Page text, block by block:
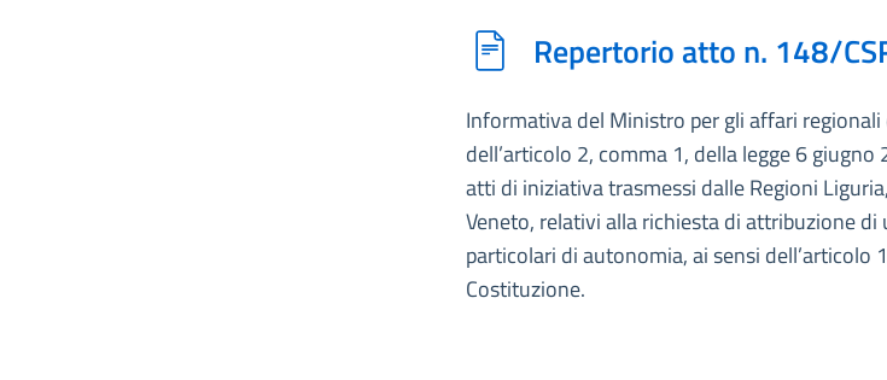
Repertorio atto n. 148/
Informativa del Ministro per gli affari
dell’articolo 2, comma 1, della legge 6
atti di iniziativa trasmessi dalle Regioni
Veneto, relativi alla richiesta di attribuzione
particolari di autonomia, ai sensi dell’articolo
Costituzione.